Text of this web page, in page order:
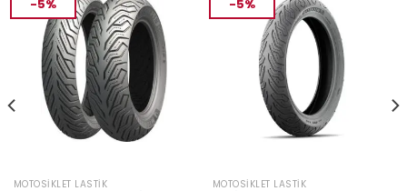
-5%
MOTOSIKLET LASTIK
-5%
MOTOSIKLET LASTIK